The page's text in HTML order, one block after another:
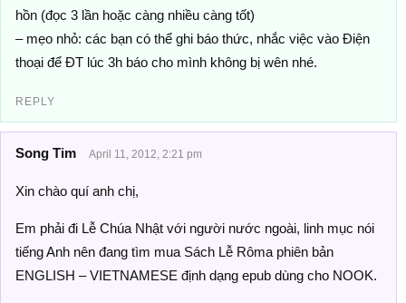
hồn (đọc 3 lần hoặc càng nhiều càng tốt)
– mẹo nhỏ: các bạn có thể ghi báo thức, nhắc việc vào Điện
thoại để ĐT lúc 3h báo cho mình không bị wên nhé.
REPLY
Song Tim April 11, 2012, 2:21 pm
Xin chào quí anh chị,
Em phải đi Lễ Chúa Nhật với người nước ngoài, linh mục nói
tiếng Anh nên đang tìm mua Sách Lễ Rôma phiên bản
ENGLISH – VIETNAMESE định dạng epub dùng cho NOOK.